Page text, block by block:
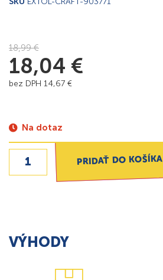
18,99€
18,04 €
bez DPH 14,67 €
Na dotaz
PRIDAŤ DO KOŠÍKA
VÝHODY